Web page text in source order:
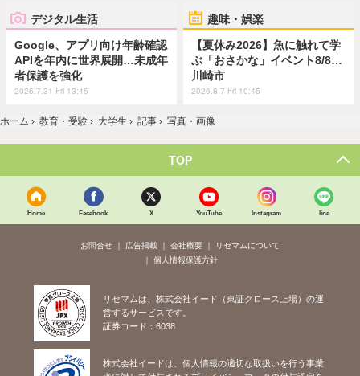
デジタル生活
Google、アプリ向け年齢確認
APIを年内に世界展開…未成年
者保護を強化
2026.7.31 Fri 13:45
趣味・娯楽
【夏休み2026】魚に触れて学
ぶ「おさかな」イベント8/8…
川崎市
2026.8.7 Fri 10:45
ホーム › 教育・受験 › 大学生 › 記事 › 写真・画像
TOP
Home Facebook X YouTube Instagram line
お問合せ 広告掲載 会社概要
リセマムについて
個人情報保護方針
リセマムは、株式会社イード（東証グロース上場）の運
営するサービスです。
証券コード：6038
株式会社イードは、個人情報の適切な取扱いを行う事業